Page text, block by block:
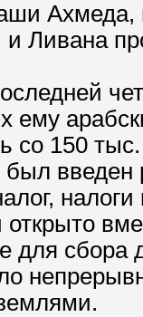
Ливана
ему
со 150
введен
открыто
для сбора